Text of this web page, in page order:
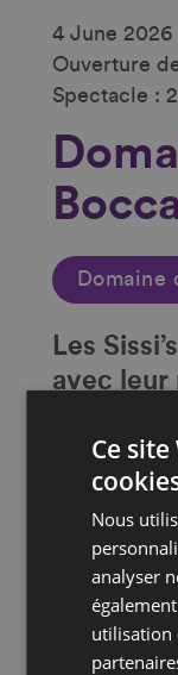
4 June 2026
Ouverture
Spectacle :
Les
avec leur
de la
base de
des
de la
chouille
locales
éveillés
réveiller,
Ce
Nous
analyser
utilisation